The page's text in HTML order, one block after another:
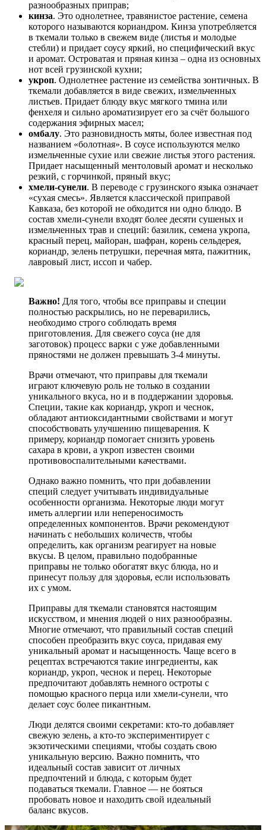
разнообразных приправ;
кинза. Это однолетнее, травянистое растение, семена
которого называются кориандром. Кинза употребляется
в ткемали только в свежем виде (листья и молодые
стебли) и придает соусу яркий, но специфический вкус
и аромат. Островатая и пряная кинза – одна из основных
нот всей грузинской кухни;
укроп. Однолетнее растение из семейства зонтичных. В
ткемали добавляется в виде свежих, измельченных
листьев. Придает блюду вкус мягкого тмина или
фенхеля и сильно ароматизирует его за счёт большого
содержания эфирных масел;
омбалу. Это разновидность мяты, более известная под
названием «болотная». В соусе используются мелко
измельченные сухие или свежие листья этого растения.
Придает насыщенный ментоловый аромат и несколько
резкий, с горчинкой, пряный вкус;
хмели-сунели. В переводе с грузинского языка означает
«сухая смесь». Является классической приправой
Кавказа, без которой не обходится ни одно блюдо. В
состав хмели-сунели входят более десяти сушеных и
измельченных трав и специй: базилик, семена укропа,
красный перец, майоран, шафран, корень сельдерея,
кориандр, зелень петрушки, перечная мята, пажитник,
лавровый лист, иссоп и чабер.
Важно! Для того, чтобы все приправы и специи
полностью раскрылись, но не переварились,
необходимо строго соблюдать время
приготовления. Для свежего соуса (не для
заготовок) процесс варки с уже добавленными
пряностями не должен превышать 3-4 минуты.
Врачи отмечают, что приправы для ткемали
играют ключевую роль не только в создании
уникального вкуса, но и в поддержании здоровья.
Специи, такие как кориандр, укроп и чеснок,
обладают антиоксидантными свойствами и могут
способствовать улучшению пищеварения. К
примеру, кориандр помогает снизить уровень
сахара в крови, а укроп известен своими
противовоспалительными качествами.
Однако важно помнить, что при добавлении
специй следует учитывать индивидуальные
особенности организма. Некоторые люди могут
иметь аллергии или непереносимость
определенных компонентов. Врачи рекомендуют
начинать с небольших количеств, чтобы
определить, как организм реагирует на новые
вкусы. В целом, правильно подобранные
приправы не только обогатят вкус блюда, но и
принесут пользу для здоровья, если использовать
их с умом.
Приправы для ткемали становятся настоящим
искусством, и мнения людей о них разнообразны.
Многие отмечают, что правильный состав специй
способен преобразить вкус соуса, придавая ему
уникальный аромат и насыщенность. Чаще всего в
рецептах встречаются такие ингредиенты, как
кориандр, укроп, чеснок и перец. Некоторые
предпочитают добавлять немного остроты с
помощью красного перца или хмели-сунели, что
делает соус более пикантным.
Люди делятся своими секретами: кто-то добавляет
свежую зелень, а кто-то экспериментирует с
экзотическими специями, чтобы создать свою
уникальную версию. Важно помнить, что
идеальный состав зависит от личных
предпочтений и блюда, с которым будет
подаваться ткемали. Главное — не бояться
пробовать новое и находить свой идеальный
баланс вкусов.